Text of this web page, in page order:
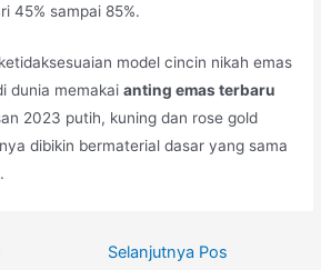
45% sampai 85%.
model cincin nikah emas
dunia memakaianting emas terbaru
2023 putih, kuning dan rose gold
dibikin bermaterial dasar yang sama
Selanjutnya Pos